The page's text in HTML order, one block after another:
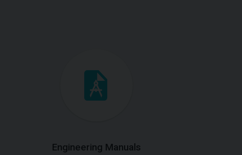
Engineering Manuals